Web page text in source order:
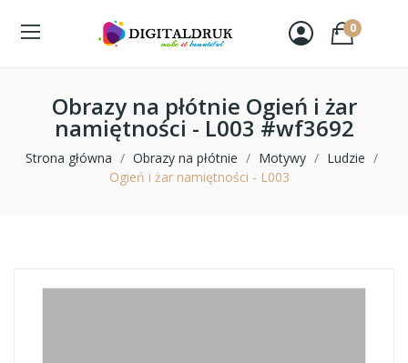
0
Obrazy na płótnie Ogień i żar
namiętności - L003 #wf3692
Strona główna Obrazy na płótnie Motywy
Ludzie
Ogień i żar namiętności - L003